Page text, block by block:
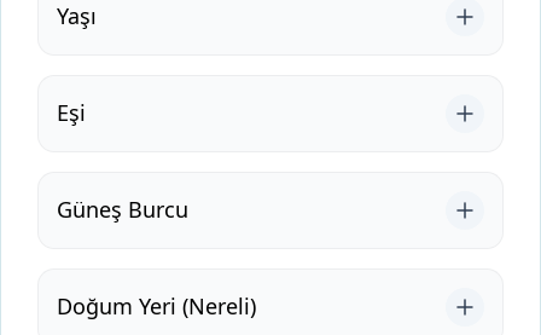
Yaşı
Eşi
Güneş Burcu
Doğum Yeri (Nereli)